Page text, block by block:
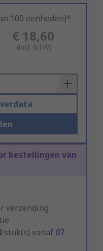
100 eenheden)*
€ 18,60
(incl. BTW)
bestellingen van
verzending
stuk(s) vanaf 07